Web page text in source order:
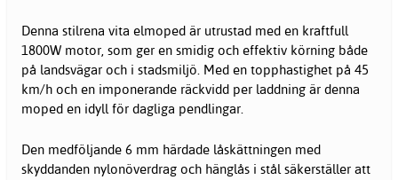
Denna stilrena vita elmoped är utrustad med en kraftfull
1800W motor, som ger en smidig och effektiv körning både
på landsvägar och i stadsmiljö. Med en topphastighet på 45
km/h och en imponerande räckvidd per laddning är denna
moped en idyll för dagliga pendlingar.
Den medföljande 6 mm härdade låskättningen med
skyddanden nylonöverdrag och hänglås i stål säkerställer att